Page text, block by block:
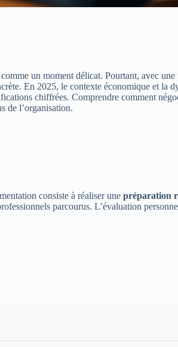
un moment délicat. Pourtant, avec
En 2025, le contexte économique et la
chiffrées. Comprendre comment
de l’organisation.
consiste à réaliser une préparation
parcourus. L’évaluation